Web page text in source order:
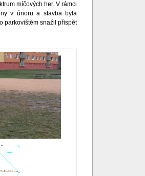
míčových her. V rámci
v únoru a stavba byla
parkovištěm snažil přispět